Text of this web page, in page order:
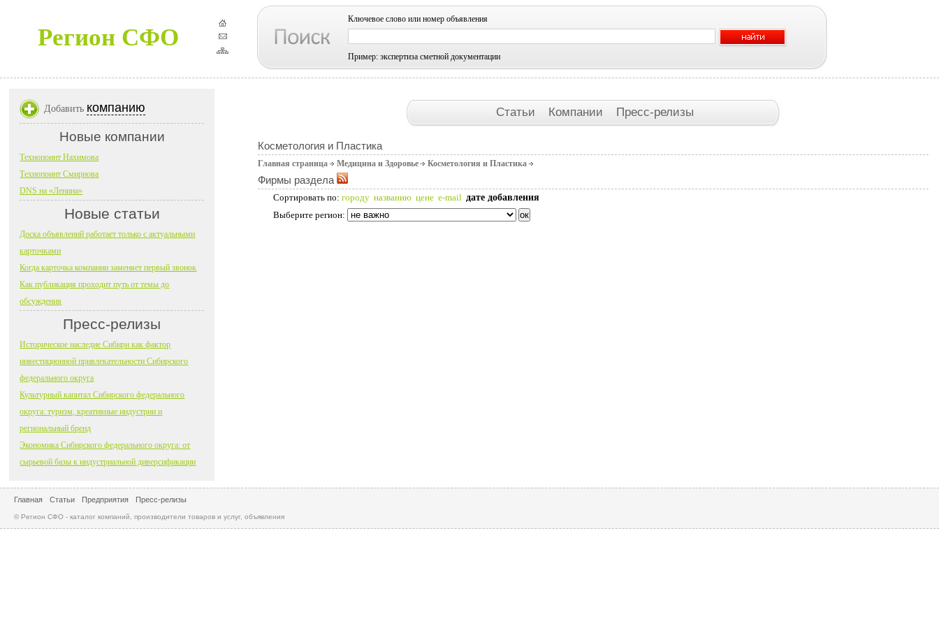
Регион СФО
Ключевое слово или номер объявления
Пример: экспертиза сметной документации
Статьи Компании Пресс-релизы
Косметология и Пластика
Главная страница Медицина и Здоровье Косметология и Пластика
Фирмы раздела
Сортировать по: городу названию цене e-mail дате добавления
Выберите регион:
Добавить компанию
Новые компании
Технопоинт Нахимова
Технопоинт Смирнова
DNS на «Ленина»
Новые статьи
Доска объявлений работает только с актуальными
карточками
Когда карточка компании заменяет первый звонок
Как публикация проходит путь от темы до
обсуждения
Пресс-релизы
Историческое наследие Сибири как фактор
инвестиционной привлекательности Сибирского
федерального округа
Культурный капитал Сибирского федерального
округа: туризм, креативные индустрии и
региональный бренд
Экономика Сибирского федерального округа: от
сырьевой базы к индустриальной диверсификации
Главная Статьи Предприятия Пресс-релизы
© Регион СФО - каталог компаний, производители товаров и услуг, объявления